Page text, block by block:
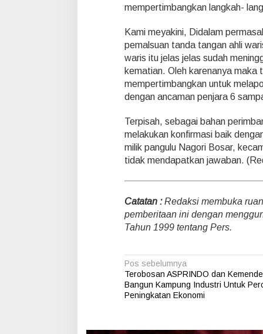
mempertimbangkan langkah-
Kami meyakini, Didalam
pemalsuan tanda tangan ahli
waris itu jelas jelas sudah
kematian. Oleh karenanya maka
mempertimbangkan untuk
dengan ancaman penjara 6
Terpisah, sebagai bahan
melakukan konfirmasi baik
milik pangulu Nagori Bosar,
tidak mendapatkan jawaban.
Catatan :Redaksi membuka
pemberitaan ini dengan
Tahun 1999 tentang Pers.
N
a
v
Pos sebelumnya
Terobosan ASPRINDO dan
Bangun Kampung Industri Untuk
Peningkatan Ekonomi